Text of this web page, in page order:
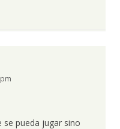
se pueda jugar sino